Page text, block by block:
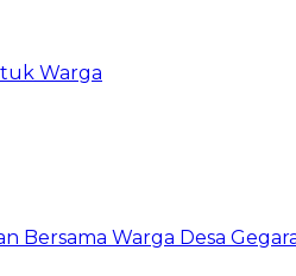
Warga
Bersama Warga Desa